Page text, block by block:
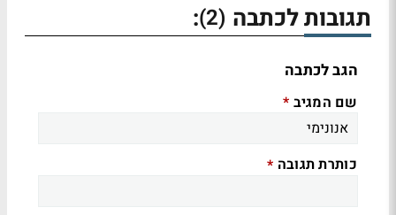
תגובות לכתבה (2)
:
הגב לכתבה
שם המגיב *
כותרת תגובה *